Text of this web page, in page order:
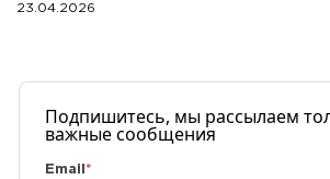
23.04.2026
Подпишитесь, мы рассылаем
важные сообщения
Email *